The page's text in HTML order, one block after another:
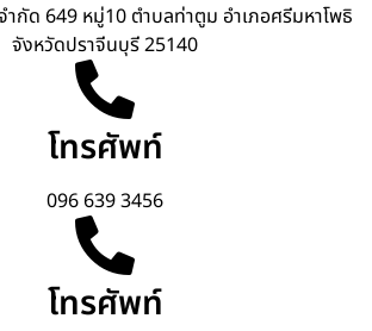
กัด 649 หมู่10 ตำบลท่าตูม อำเภอศรีมหาโพธิ
จังหวัดปราจีนบุรี 25140
โทรศัพท์
096 639 3456
โทรศัพท์